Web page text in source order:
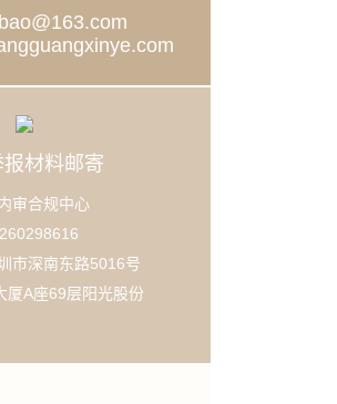
报材料邮寄
合规中心
深南东路5016号
A座69层阳光股份